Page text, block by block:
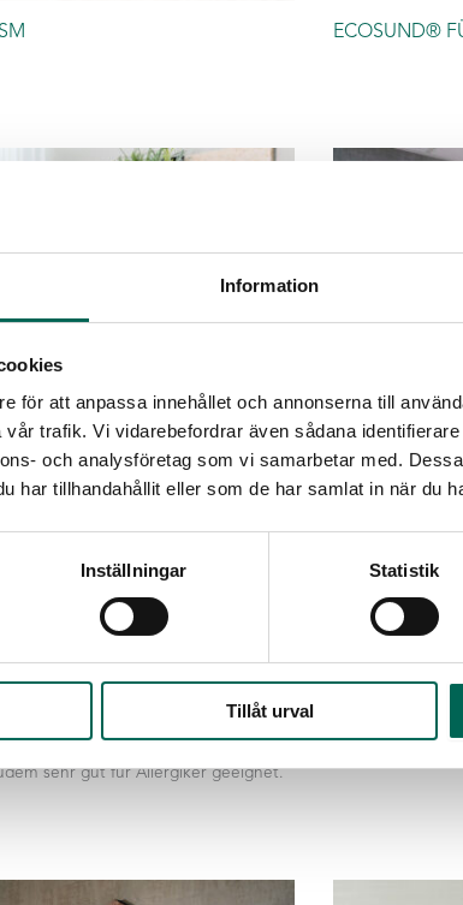
Information
för att anpassa innehållet och annonserna till
trafik. Vi vidarebefordrar även sådana
och analysföretag som vi samarbetar med.
har tillhandahållit eller som de har samlat in när du
Inställningar Statistik
Tillåt urval
ECOSUND®
für die Innenraumgestaltung.
sind naturgetreu, pflegeleicht
sehr gut für Allergiker geeignet.
HONEY